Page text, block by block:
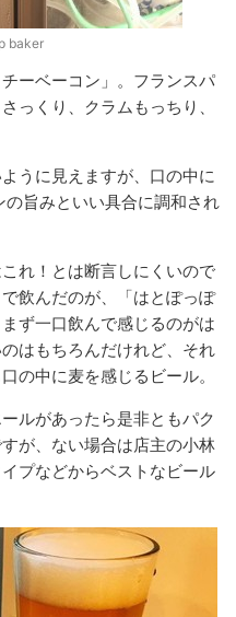
baker
ーベーコン」。フランスパ
っくり、クラムもっちり、
うに見えますが、口の中に
旨みといい具合に調和され
れ！とは断言しにくいので
飲んだのが、「はとぽっぽ
ず一口飲んで感じるのがは
はもちろんだけれど、それ
の中に麦を感じるビール。
ルがあったら是非ともパク
が、ない場合は店主の小林
プなどからベストなビール